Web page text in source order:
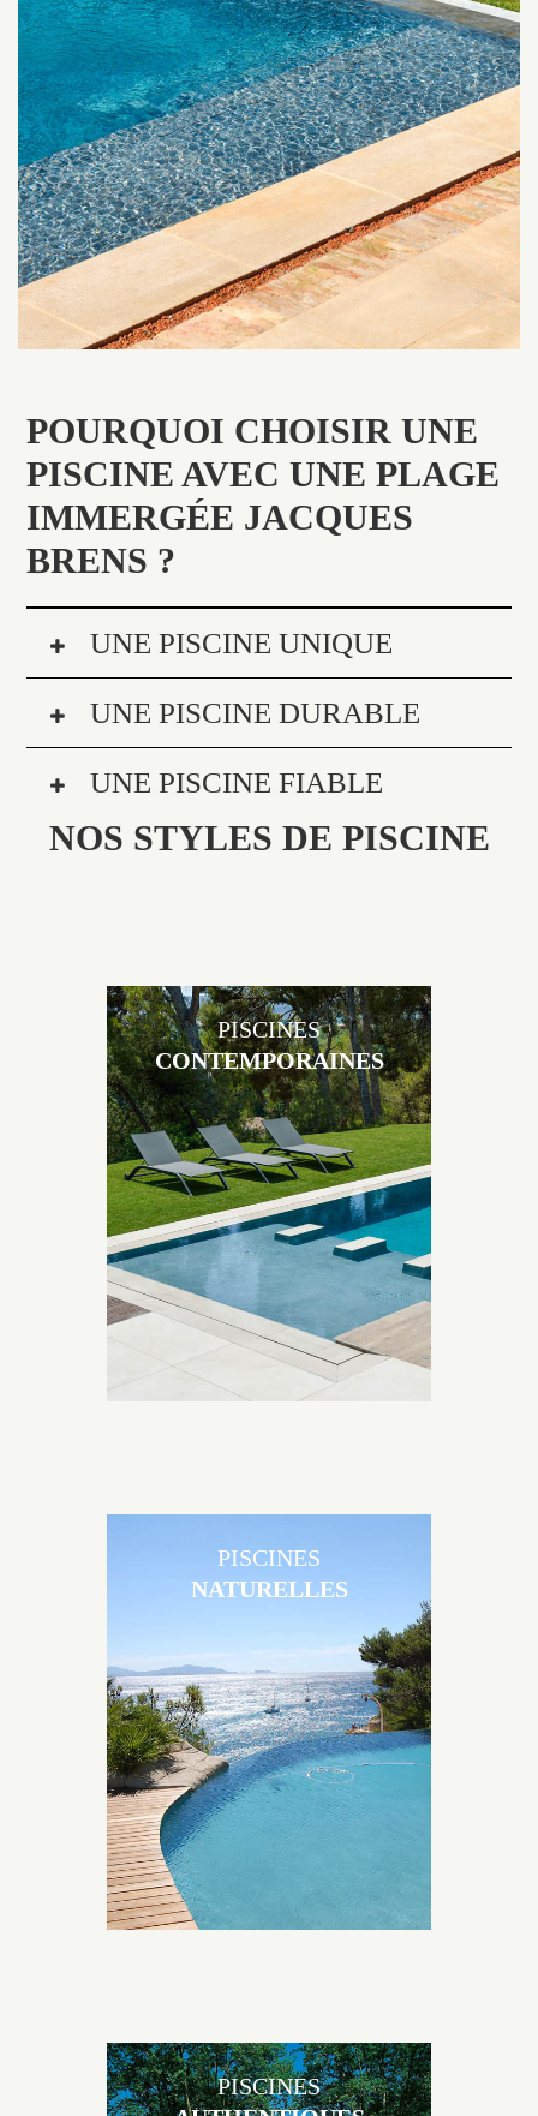
POURQUOI CHOISIR UNE
PISCINE AVEC UNE PLAGE
IMMERGÉE JACQUES
BRENS ?
UNE PISCINE UNIQUE
UNE PISCINE DURABLE
UNE PISCINE FIABLE
NOS STYLES DE PISCINE
Les piscines en béton contemporaines Jacques
Brens sont uniques grâce au large choix de
matériaux et de revêtements et les nombreuses
options disponibles, miroir, couloir de nage, plage
immergée, débordement.
PISCINES
CONTEMPORAINES
Les piscines en béton naturelles Jacques Brens sont
originales, elles s’intègrent parfaitement à leur
environnement grâce à un jeu de volume et de
matière sur-mesure conçu par notre bureau d’étude
spécialisé.
PISCINES
NATURELLES
PISCINES